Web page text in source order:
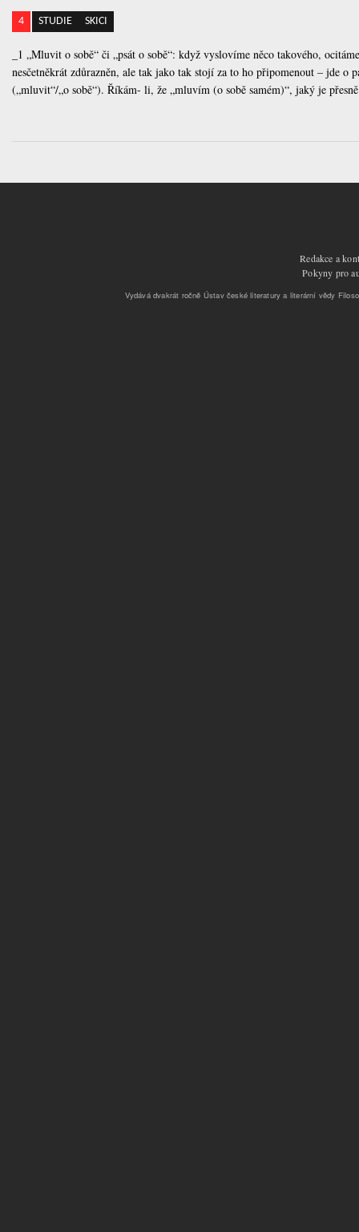
4 STUDIE SKICI
_1 „Mluvit o sobě“ či „psát o sobě“: když vyslovíme něco takového,
nesčetněkrát zdůrazněn, ale tak jako tak stojí za to ho připomenout – jde
(„mluvit“/„o sobě“). Říkám- li, že „mluvím (o sobě samém)“, jaký je
Redakce a
Pokyny pro
Vydává dvakrát ročně Ústav české literatury a literární vědy